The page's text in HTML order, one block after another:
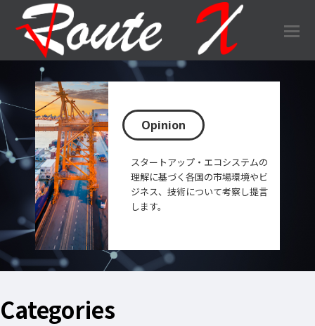
Opinion
スタートアップ・エコシステムの
理解に基づく各国の市場環境やビ
ジネス、技術について考察し提言
します。
Categories